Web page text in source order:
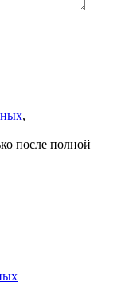
,
после полной